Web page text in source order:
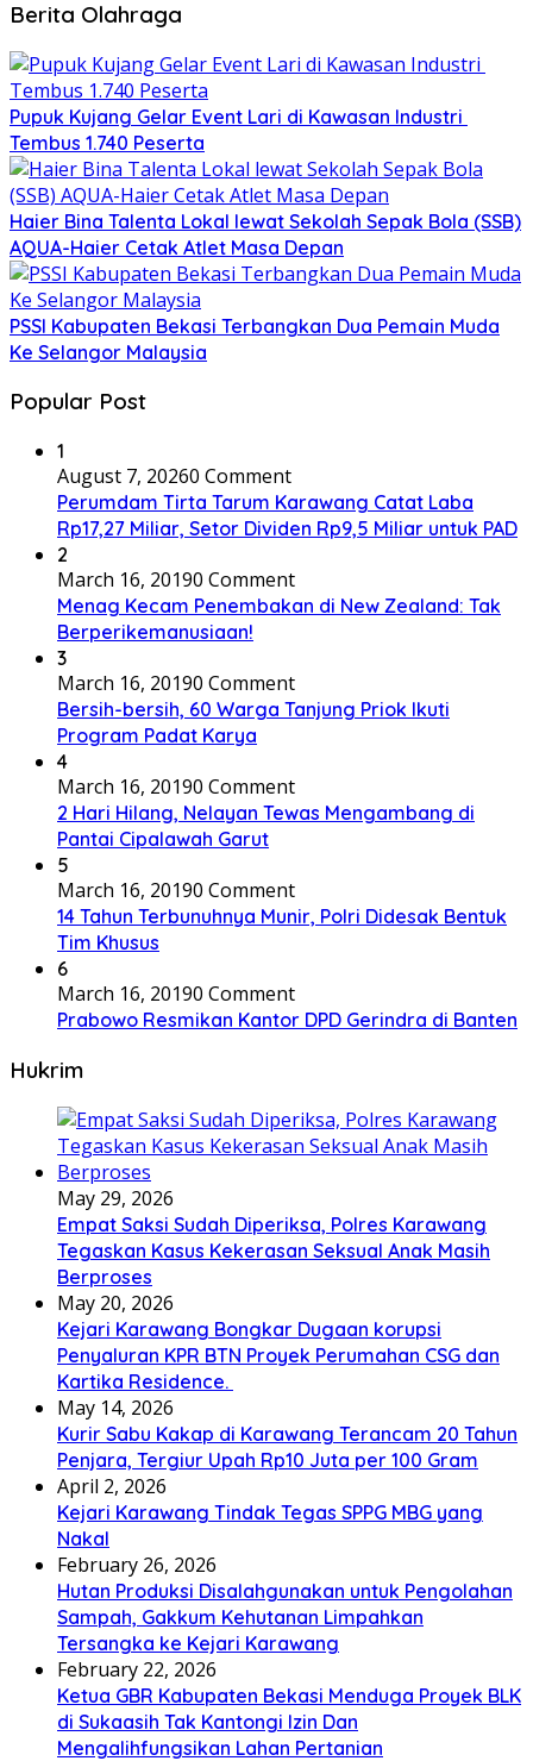
Berita Olahraga
Pupuk Kujang Gelar Event Lari di Kawasan Industri
Tembus 1.740 Peserta
Haier Bina Talenta Lokal lewat Sekolah Sepak Bola (SSB)
AQUA-Haier Cetak Atlet Masa Depan
PSSI Kabupaten Bekasi Terbangkan Dua Pemain Muda
Ke Selangor Malaysia
Popular Post
1
August 7, 20260 Comment
Perumdam Tirta Tarum Karawang Catat Laba
Rp17,27 Miliar, Setor Dividen Rp9,5 Miliar untuk PAD
2
March 16, 20190 Comment
Menag Kecam Penembakan di New Zealand: Tak
Berperikemanusiaan!
3
March 16, 20190 Comment
Bersih-bersih, 60 Warga Tanjung Priok Ikuti
Program Padat Karya
4
March 16, 20190 Comment
2 Hari Hilang, Nelayan Tewas Mengambang di
Pantai Cipalawah Garut
5
March 16, 20190 Comment
14 Tahun Terbunuhnya Munir, Polri Didesak Bentuk
Tim Khusus
6
March 16, 20190 Comment
Prabowo Resmikan Kantor DPD Gerindra di Banten
Hukrim
May 29, 2026
Empat Saksi Sudah Diperiksa, Polres Karawang
Tegaskan Kasus Kekerasan Seksual Anak Masih
Berproses
May 20, 2026
Kejari Karawang Bongkar Dugaan korupsi
Penyaluran KPR BTN Proyek Perumahan CSG dan
Kartika Residence.
May 14, 2026
Kurir Sabu Kakap di Karawang Terancam 20 Tahun
Penjara, Tergiur Upah Rp10 Juta per 100 Gram
April 2, 2026
Kejari Karawang Tindak Tegas SPPG MBG yang
Nakal
February 26, 2026
Hutan Produksi Disalahgunakan untuk Pengolahan
Sampah, Gakkum Kehutanan Limpahkan
Tersangka ke Kejari Karawang
February 22, 2026
Ketua GBR Kabupaten Bekasi Menduga Proyek BLK
di Sukaasih Tak Kantongi Izin Dan
Mengalihfungsikan Lahan Pertanian